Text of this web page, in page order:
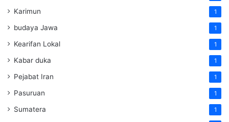
Karimun 1
budaya Jawa 1
Kearifan Lokal 1
Kabar duka 1
Pejabat Iran 1
Pasuruan 1
Sumatera 1